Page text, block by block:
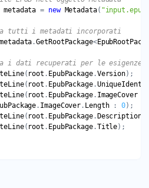
metadata = new Metadata(
tutti i metadati incorporati
metadata .GetRootPackage<
dati recuperati per le esigenze
( root . EpubPackage.Version
( root . EpubPackage.
( root . EpubPackage. ImageCover
. ImageCover . Length : 0
( root . EpubPackage. Description
( root . EpubPackage.Title